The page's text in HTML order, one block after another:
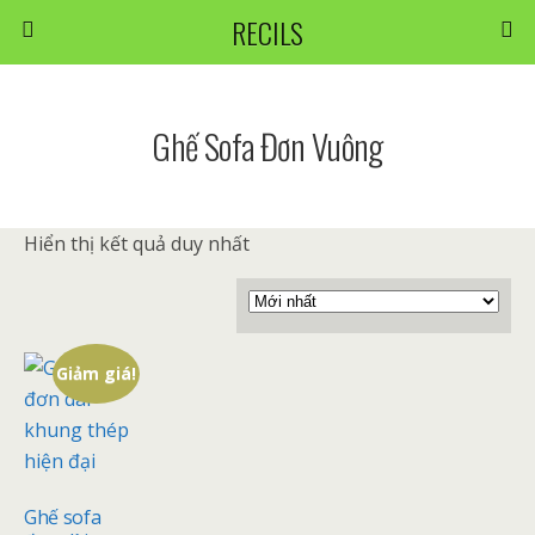
RECILS
Ghế Sofa Đơn Vuông
Hiển thị kết quả duy nhất
Giảm giá!
Ghế sofa